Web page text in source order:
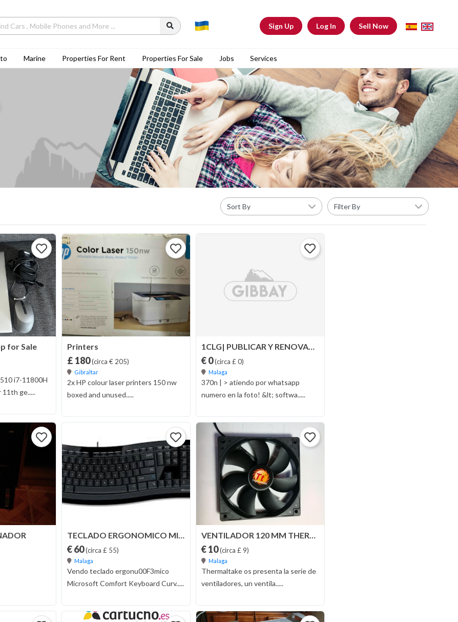
Sign Up Log In Sell Now
Marine Properties For Rent Properties For Sale Jobs Services
for Sale
i7-11800H
11th ge.....
Printers
£ 180(circa € 205)
Gibraltar
2x HP colour laser printers 150 nw
boxed and unused.....
1CLG| PUBLICAR Y RENOVAR 100% AUTOMATICO
€ 0(circa £ 0)
Malaga
370n | > atiendo por whatsapp
numero en la foto! &lt; softwa.....
TECLADO ERGONOMICO MICROSOFT CURVE K3000
€ 60(circa £ 55)
Malaga
Vendo teclado ergonu00F3mico
Microsoft Comfort Keyboard Curv.....
VENTILADOR 120 MM THERMALTAKE NUEVO
€ 10(circa £ 9)
Malaga
Thermaltake os presenta la serie de
ventiladores, un ventila.....